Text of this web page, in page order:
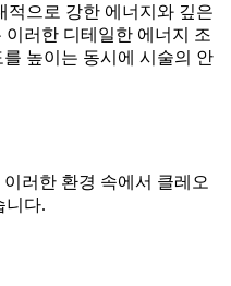
적으로 강한 에너지와 깊은
이러한 디테일한 에너지 조
높이는 동시에 시술의 안
러한 환경 속에서 클레오
니다.